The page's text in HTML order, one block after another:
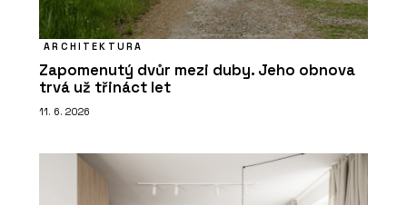
ARCHITEKTURA
Zapomenutý dvůr mezi duby. Jeho obnova
trvá už třináct let
11. 6. 2026